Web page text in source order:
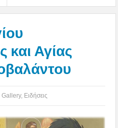
και Αγίας
Gallery, Ειδήσεις